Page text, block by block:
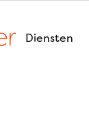
Diensten